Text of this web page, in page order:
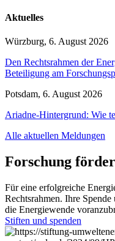
Aktuelles
Würzburg, 6. August 2026
Den Rechtsrahmen der
Beteiligung am
Potsdam, 6. August 2026
Ariadne-Hintergrund: Wie
Alle aktuellen Meldungen
Forschung
Für eine erfolgreiche
Rechtsrahmen. Ihre
die Energiewende
Stiften und spenden